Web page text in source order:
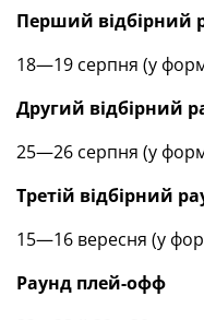
Перший відбірний
18—19 серпня (у
Другий відбірний
25—26 серпня (у
Третій відбірний
15—16 вересня (у
Раунд плей-офф